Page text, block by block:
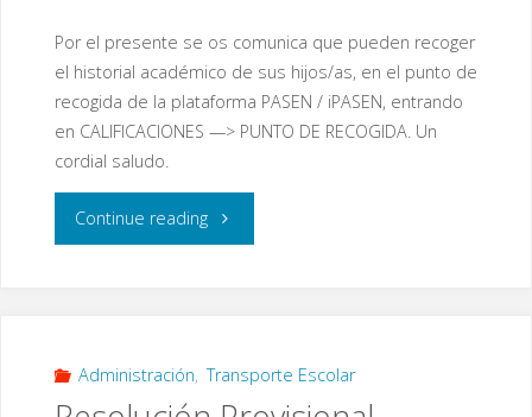
años
Por el presente se os comunica que pueden recoger
el historial académico de sus hijos/as, en el punto de
recogida de la plataforma PASEN / iPASEN, entrando
en CALIFICACIONES —> PUNTO DE RECOGIDA. Un
cordial saludo.
Continue reading"A/A
6º
Administración, Transporte Escolar